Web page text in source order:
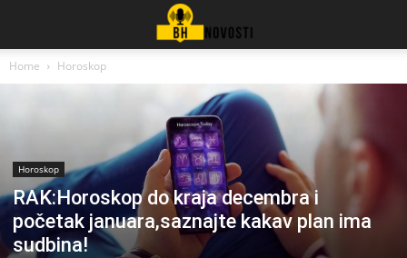
Home Horoskop
Horoskop
RAK:Horoskop do kraja decembra i
početak januara,saznajte kakav plan ima
sudbina!